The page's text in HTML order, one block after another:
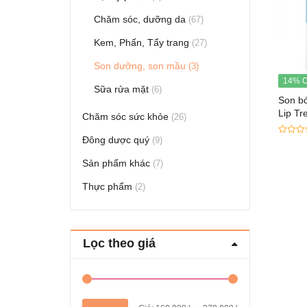
14%
Son
Lip
Chăm sóc, dưỡng da (67)
Kem, Phấn, Tẩy trang (27)
Son dưỡng, son mầu (3)
Sữa rửa mặt (6)
Chăm sóc sức khỏe (26)
Đông dược quý (9)
Sản phẩm khác (7)
Thực phẩm (2)
Lọc theo giá